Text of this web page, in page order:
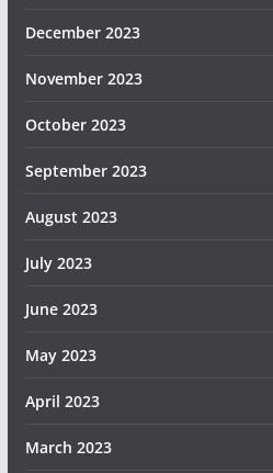
December 2023
November 2023
October 2023
September 2023
August 2023
July 2023
June 2023
May 2023
April 2023
March 2023